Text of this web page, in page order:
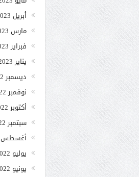
أبريل 2023
مارس 2023
فبراير 2023
يناير 2023
ديسمبر 2022
نوفمبر 2022
أكتوبر 2022
سبتمبر 2022
أغسطس 2022
يوليو 2022
يونيو 2022